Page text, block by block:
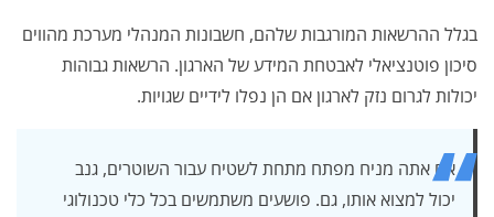
בגלל ההרשאות המורגבות שלהם, חשבונות המנהלי מערכת מהווים
סיכון פוטנציאלי לאבטחת המידע של הארגון. הרשאות גבוהות
יכולות לגרום נזק לארגון אם הן נפלו לידיים שגויות.
אם אתה מניח מפתח מתחת לשטיח עבור השוטרים, גנב
יכול למצוא אותו, גם. פושעים משתמשים בכל כלי טכנולוגי